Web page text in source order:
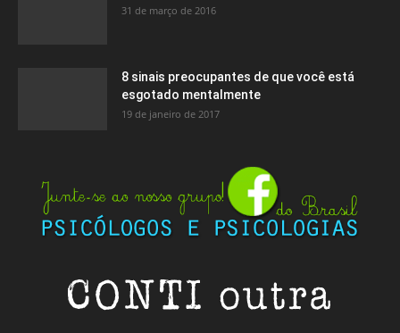
31 de março de 2016
8 sinais preocupantes de que você está
esgotado mentalmente
19 de janeiro de 2017